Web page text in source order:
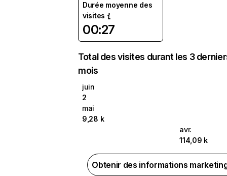
Durée moyenne des
visites
00:27
Total des visites durant les 3
mois
juin
2
mai
9,28 k
avr.
114,09 k
Obtenir des informations